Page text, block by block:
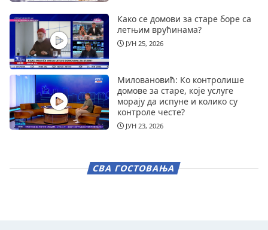
Како се домови за старе боре са
летњим врућинама?
ЈУН 25, 2026
Миловановић: Ко контролише
домове за старе, које услуге
морају да испуне и колико су
контроле честе?
ЈУН 23, 2026
СВА ГОСТОВАЊА